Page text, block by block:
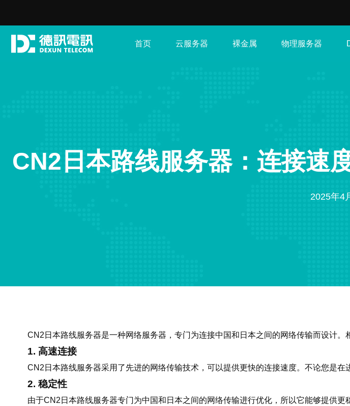
首页 云服务器 裸金属 物理服务器
CN2日本路线服务器：连接速
2025年4
CN2日本路线服务器是一种网络服务器，专门为连接中国和日本之间的网络传输而设计
1. 高速连接
CN2日本路线服务器采用了先进的网络传输技术，可以提供更快的连接速度。不论您是
2. 稳定性
由于CN2日本路线服务器专门为中国和日本之间的网络传输进行优化，所以它能够提供